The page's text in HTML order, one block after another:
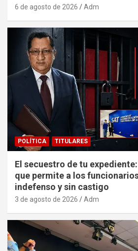
6 de agosto de 2026 Adm
POLÍTICA TITULARES
El secuestro de tu
que permite a los
indefenso y sin castigo
3 de agosto de 2026 Adm